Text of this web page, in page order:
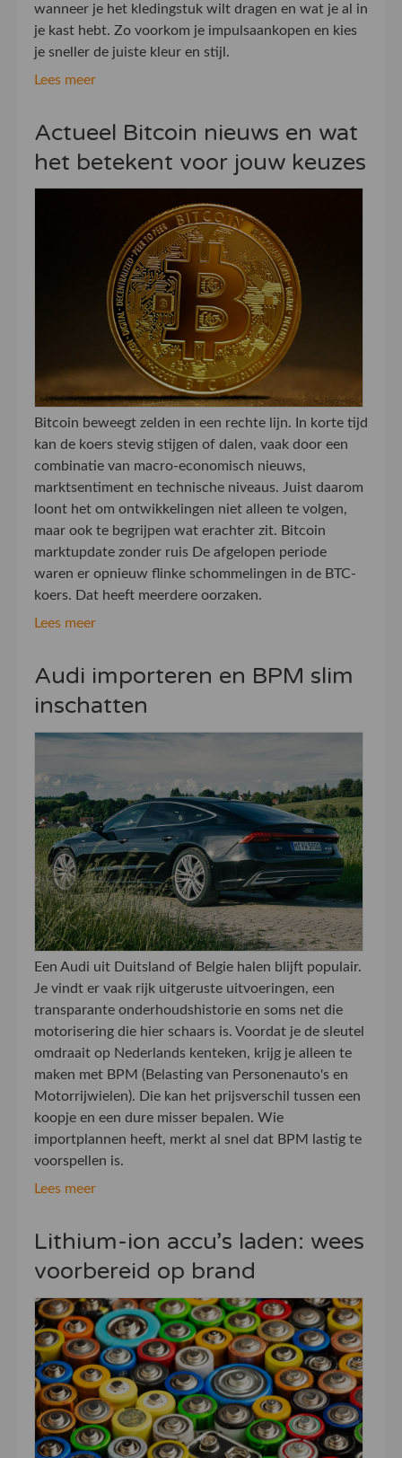
wanneer je het kledingstuk wilt dragen en wat je al in
je kast hebt. Zo voorkom je impulsaankopen en kies
je sneller de juiste kleur en stijl.
Lees meer
Actueel Bitcoin nieuws en wat
het betekent voor jouw keuzes
Bitcoin beweegt zelden in een rechte lijn. In korte tijd
kan de koers stevig stijgen of dalen, vaak door een
combinatie van macro-economisch nieuws,
marktsentiment en technische niveaus. Juist daarom
loont het om ontwikkelingen niet alleen te volgen,
maar ook te begrijpen wat erachter zit. Bitcoin
marktupdate zonder ruis De afgelopen periode
waren er opnieuw flinke schommelingen in de BTC-
koers. Dat heeft meerdere oorzaken.
Lees meer
Audi importeren en BPM slim
inschatten
Een Audi uit Duitsland of Belgie halen blijft populair.
Je vindt er vaak rijk uitgeruste uitvoeringen, een
transparante onderhoudshistorie en soms net die
motorisering die hier schaars is. Voordat je de sleutel
omdraait op Nederlands kenteken, krijg je alleen te
maken met BPM (Belasting van Personenauto's en
Motorrijwielen). Die kan het prijsverschil tussen een
koopje en een dure misser bepalen. Wie
importplannen heeft, merkt al snel dat BPM lastig te
voorspellen is.
Lees meer
Lithium-ion accu’s laden: wees
voorbereid op brand